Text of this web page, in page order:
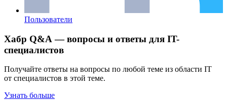
Пользователи
Хабр Q&A — вопросы и ответы для IT-
специалистов
Получайте ответы на вопросы по любой теме из области IT
от специалистов в этой теме.
Узнать больше